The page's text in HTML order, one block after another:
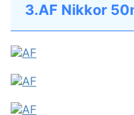
3.AF Nikkor